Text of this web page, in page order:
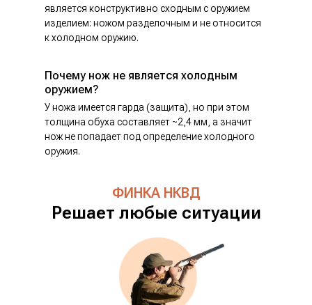
является конструктивно сходным с оружием
изделием: ножом разделочным и не относится
к холодном оружию.
Почему нож не является холодным
оружием?
У ножа имеется гарда (защита), но при этом
толщина обуха составляет ~2,4 мм, а значит
нож не попадает под определение холодного
оружия.
ФИНКА НКВД
Решает любые ситуации